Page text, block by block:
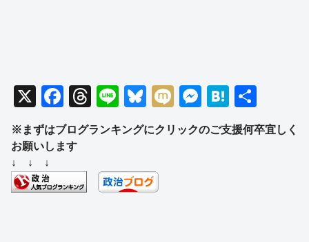
X
F
a
c
b
T
hr
e
d
Li
n
e
Bl
e
y
M
ixi
M
ss
H
at
e
有
※まずはブログランキングにクリックのご支援何卒宜しく
お願いします
↓ ↓ ↓